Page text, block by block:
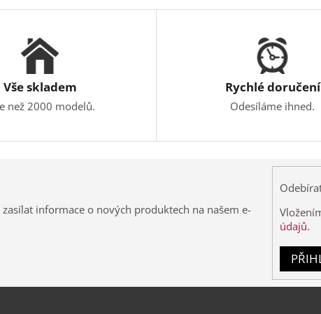
Vše skladem
než 2000 modelů.
Rychlé doručení
Odesíláme ihned.
informace o nových produktech na našem e-
údajů.